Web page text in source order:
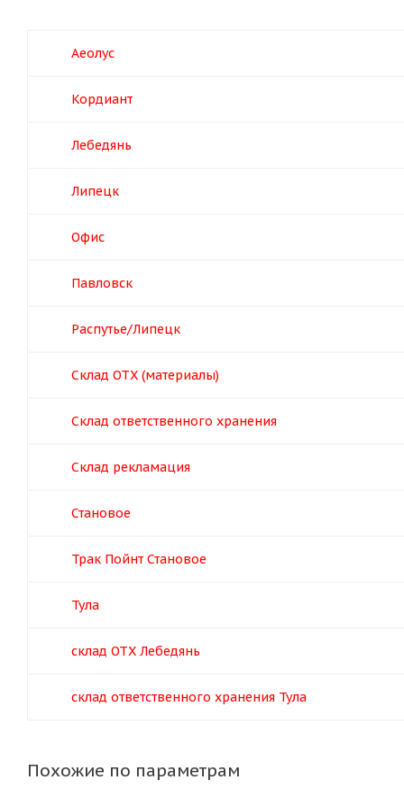
Аеолус
Кордиант
Лебедянь
Липецк
Офис
Павловск
Распутье/Липецк
Склад ОТХ (материалы)
Склад ответственного хранения
Склад рекламация
Становое
Трак Пойнт Становое
Тула
склад ОТХ Лебедянь
склад ответственного хранения Тула
Похожие по параметрам